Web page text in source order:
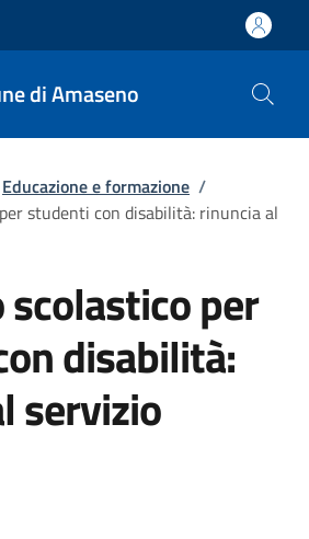
di Amaseno
Educazione e formazione /
studenti con disabilità: rinuncia al
per
disabilità:
servizio